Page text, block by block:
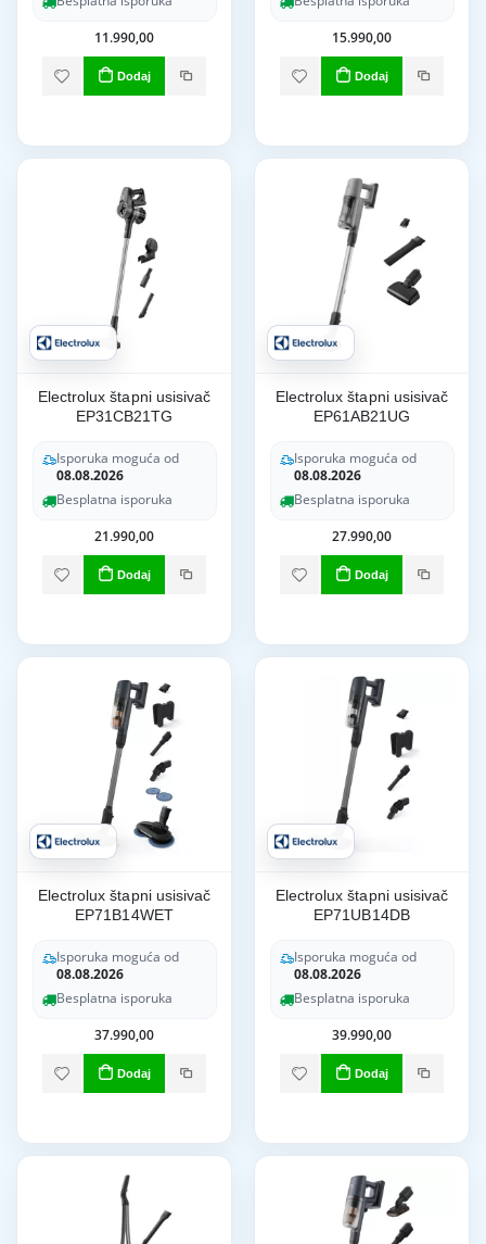
11.990,00
Dodaj
15.990,00
Dodaj
Electrolux štapni usisivač
EP31CB21TG
Isporuka moguća od
08.08.2026
Besplatna isporuka
21.990,00
Dodaj
Electrolux štapni usisivač
EP61AB21UG
Isporuka moguća od
08.08.2026
Besplatna isporuka
27.990,00
Dodaj
Electrolux štapni usisivač
EP71B14WET
Isporuka moguća od
08.08.2026
Besplatna isporuka
37.990,00
Dodaj
Electrolux štapni usisivač
EP71UB14DB
Isporuka moguća od
08.08.2026
Besplatna isporuka
39.990,00
Dodaj